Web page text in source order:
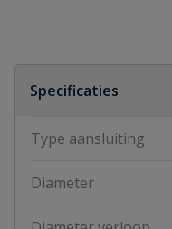
Specificaties
Type aansluiting
Diameter